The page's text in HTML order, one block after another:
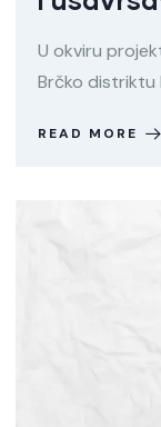
U okviru
Brčko distriktu
READ MORE